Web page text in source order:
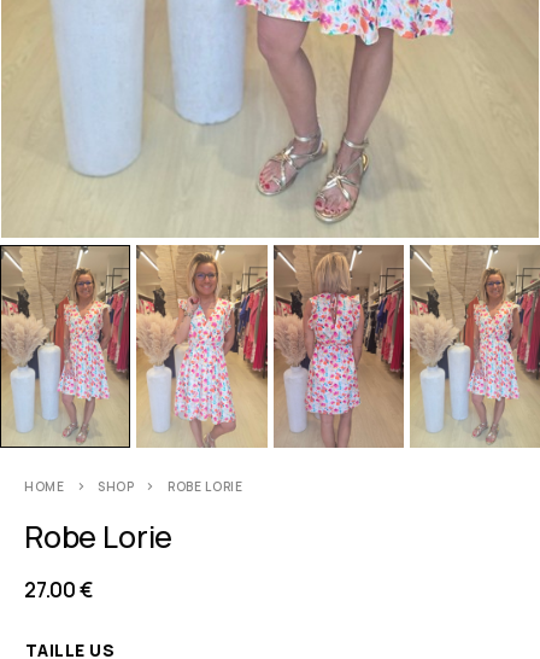
HOME SHOP ROBE LORIE
Robe Lorie
27.00€
TAILLE US